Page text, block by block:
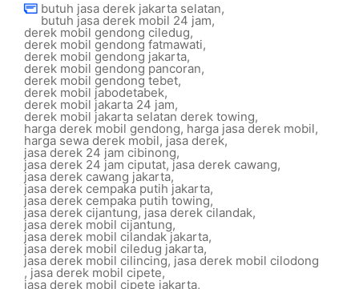
butuh jasa derek jakarta selatan,
butuh jasa derek mobil 24 jam,
derek mobil gendong ciledug,
derek mobil gendong fatmawati,
derek mobil gendong jakarta,
derek mobil gendong pancoran,
derek mobil gendong tebet,
derek mobil jabodetabek,
derek mobil jakarta 24 jam,
derek mobil jakarta selatan derek towing,
harga derek mobil gendong, harga jasa derek mobil,
harga sewa derek mobil, jasa derek,
jasa derek 24 jam cibinong,
jasa derek 24 jam ciputat,jasa derek cawang,
jasa derek cawang jakarta,
jasa derek cempaka putih jakarta,
jasa derek cempaka putih towing,
jasa derek cijantung, jasa derek cilandak,
jasa derek mobil cijantung,
jasa derek mobil cilandak jakarta,
jasa derek mobil ciledug jakarta,
jasa derek mobil cilincing, jasa derek mobil cilodong
, jasa derek mobil cipete,
jasa derek mobil cipete jakarta,